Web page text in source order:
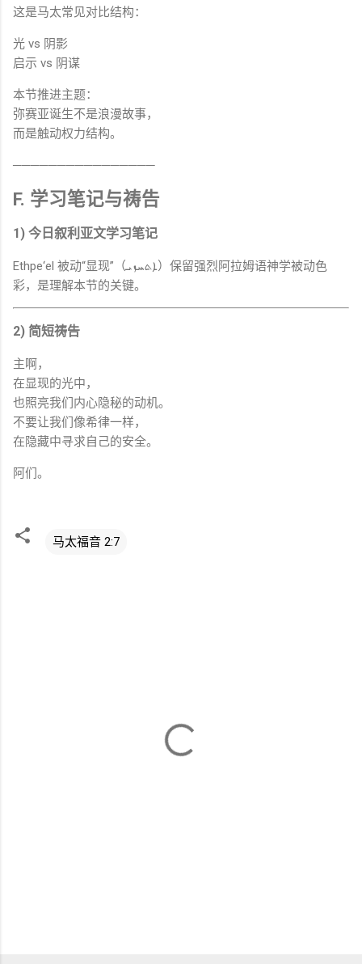
这是马太常见对比结构：
光 vs 阴影
启示 vs 阴谋
本节推进主题：
弥赛亚诞生不是浪漫故事，
而是触动权力结构。
────────────────
F. 学习笔记与祷告
1) 今日叙利亚文学习笔记
Ethpe‘el 被动“显现”（ܐܬܚܙܝ）保留强烈阿拉姆语神学被动色
彩，是理解本节的关键。
2) 简短祷告
主啊，
在显现的光中，
也照亮我们内心隐秘的动机。
不要让我们像希律一样，
在隐藏中寻求自己的安全。
阿们。
马太福音 2:7